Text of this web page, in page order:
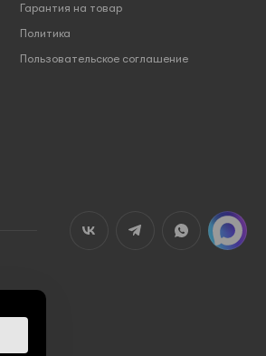
Гарантия на товар
Политика
Пользовательское соглашение